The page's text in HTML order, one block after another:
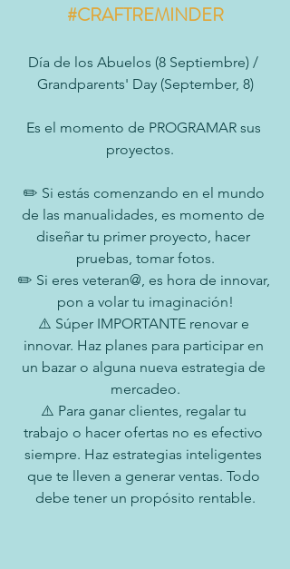
#CRAFTREMINDER
Día de los Abuelos (8 Septiembre) /
Grandparents' Day (September, 8)
Es el momento de PROGRAMAR sus
proyectos.
✏️ Si estás comenzando en el mundo
de las manualidades, es momento de
diseñar tu primer proyecto, hacer
pruebas, tomar fotos.
✏️ Si eres veteran@, es hora de innovar,
pon a volar tu imaginación!
⚠️ Súper IMPORTANTE renovar e
innovar. Haz planes para participar en
un bazar o alguna nueva estrategia de
mercadeo.
⚠️ Para ganar clientes, regalar tu
trabajo o hacer ofertas no es efectivo
siempre. Haz estrategias inteligentes
que te lleven a generar ventas. Todo
debe tener un propósito rentable.